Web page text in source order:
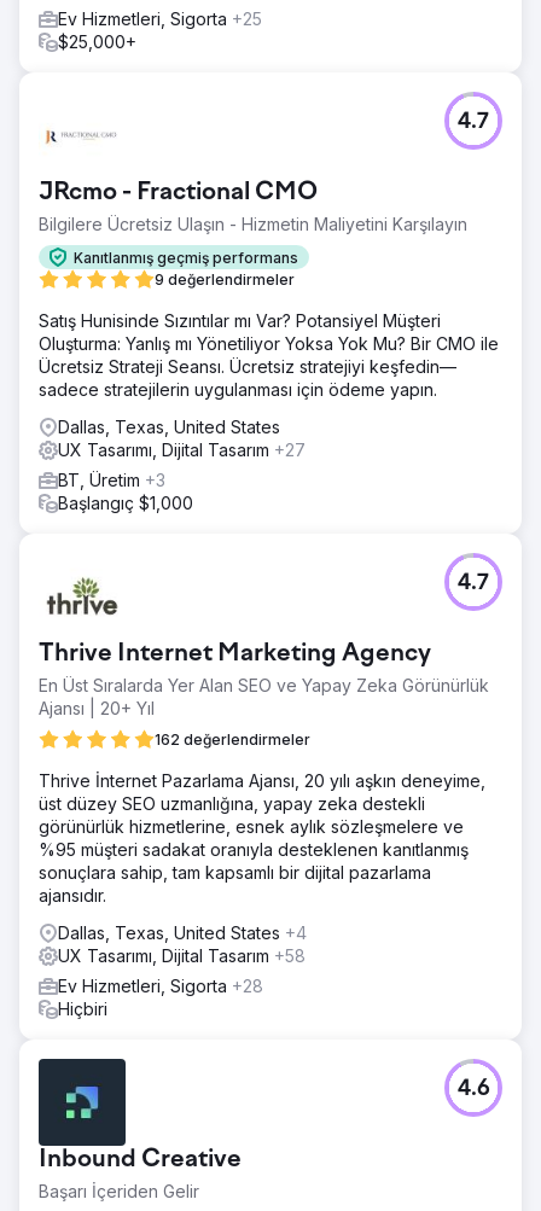
Ev Hizmetleri, Sigorta +25
$25,000+
JRcmo - Fractional CMO
Bilgilere Ücretsiz Ulaşın - Hizmetin Maliyetini Karşılayın
Kanıtlanmış geçmiş performans
9 değerlendirmeler
4.7
Satış Hunisinde Sızıntılar mı Var? Potansiyel Müşteri
Oluşturma: Yanlış mı Yönetiliyor Yoksa Yok Mu? Bir CMO ile
Ücretsiz Strateji Seansı. Ücretsiz stratejiyi keşfedin—
sadece stratejilerin uygulanması için ödeme yapın.
Dallas, Texas, United States
UX Tasarımı, Dijital Tasarım +27
BT, Üretim +3
Başlangıç $1,000
Thrive Internet Marketing Agency
En Üst Sıralarda Yer Alan SEO ve Yapay Zeka Görünürlük
Ajansı | 20+ Yıl
162 değerlendirmeler
4.7
Thrive İnternet Pazarlama Ajansı, 20 yılı aşkın deneyime,
üst düzey SEO uzmanlığına, yapay zeka destekli
görünürlük hizmetlerine, esnek aylık sözleşmelere ve
%95 müşteri sadakat oranıyla desteklenen kanıtlanmış
sonuçlara sahip, tam kapsamlı bir dijital pazarlama
ajansıdır.
Dallas, Texas, United States +4
UX Tasarımı, Dijital Tasarım +58
Ev Hizmetleri, Sigorta +28
Hiçbiri
Inbound Creative
Başarı İçeriden Gelir
4.6